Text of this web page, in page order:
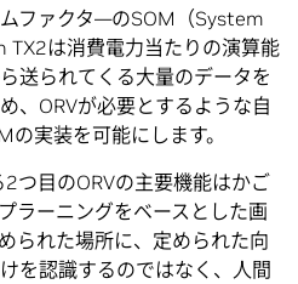
ファクタ―のSOM（System
は消費電力当たりの演算能
送られてくる大量のデータを
、ORVが必要とするような自
実装を可能にします。
つ目のORVの主要機能はかご
ラーニングをベースとした画
られた場所に、定められた向
を認識するのではなく、人間